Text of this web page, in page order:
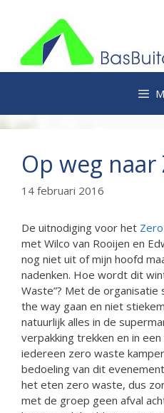
inhoud
Op weg naar
14 februari 2016
De uitnodiging voor het
met Wilco van Rooijen en
nog niet uit of mijn hoofd
nadenken. Hoe wordt dit
Waste”? Met de organisatie
the way gaan en niet
natuurlijk alles in de
verpakking trekken en in
iedereen zero waste
bedoeling van dit
het eten zero waste, dus
met de groep geen afval